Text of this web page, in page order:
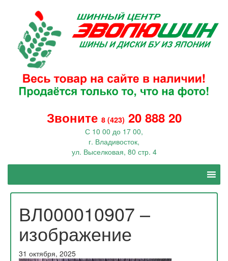
Звоните 8 (423) 20 888 20
С 10 00 до 17 00,
г. Владивосток,
ул. Выселковая, 80 стр. 4
ВЛ000010907 –
изображение
31 октября, 2025